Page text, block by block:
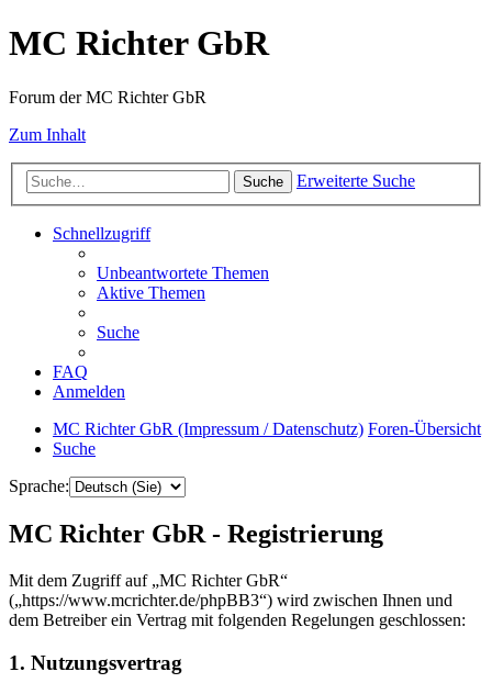
MC Richter GbR
Forum der MC Richter GbR
Zum Inhalt
Suche Erweiterte Suche
Schnellzugriff
Unbeantwortete Themen
Aktive Themen
Suche
FAQ
Anmelden
MC Richter GbR (Impressum / Datenschutz) Foren-Übersicht
Suche
Sprache:
MC Richter GbR - Registrierung
Mit dem Zugriff auf „MC Richter GbR“
(„https://www.mcrichter.de/phpBB3“) wird zwischen Ihnen und
dem Betreiber ein Vertrag mit folgenden Regelungen geschlossen:
1. Nutzungsvertrag